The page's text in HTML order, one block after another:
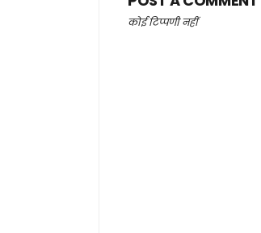
कोई टिप्पणी नहीं